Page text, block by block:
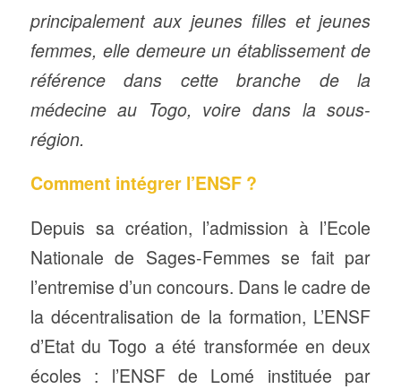
principalement aux jeunes filles et jeunes
femmes, elle demeure un établissement de
référence dans cette branche de la
médecine au Togo, voire dans la sous-
région.
Comment intégrer l’ENSF ?
Depuis sa création, l’admission à l’Ecole
Nationale de Sages-Femmes se fait par
l’entremise d’un concours. Dans le cadre de
la décentralisation de la formation, L’ENSF
d’Etat du Togo a été transformée en deux
écoles : l’ENSF de Lomé instituée par